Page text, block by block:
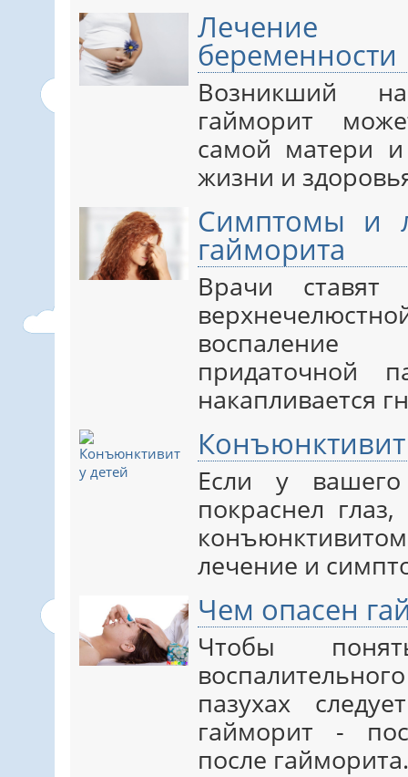
Лечение
беременности
Возникший
гайморит
самой матери
жизни и
Симптомы и
гайморита
Врачи ставят
придаточной
накапливается
Конъюнктивит
Если у
покраснел
лечение и
Чем опасен
Чтобы
пазухах
гайморит -
после